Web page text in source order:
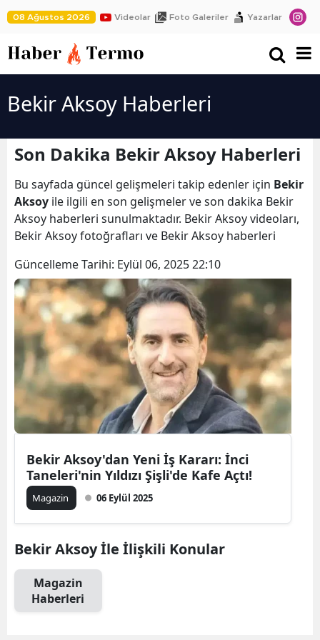
08 Ağustos 2026 Videolar Foto Galeriler Yazarlar
Bekir Aksoy Haberleri
Son Dakika Bekir Aksoy Haberleri
Bu sayfada güncel gelişmeleri takip edenler için Bekir
Aksoy ile ilgili en son gelişmeler ve son dakika Bekir
Aksoy haberleri sunulmaktadır. Bekir Aksoy videoları,
Bekir Aksoy fotoğrafları ve Bekir Aksoy haberleri
Güncelleme Tarihi: Eylül 06, 2025 22:10
Bekir Aksoy'dan Yeni İş Kararı: İnci
Taneleri'nin Yıldızı Şişli'de Kafe Açtı!
Magazin 06 Eylül 2025
Bekir Aksoy İle İlişkili Konular
Magazin
Haberleri